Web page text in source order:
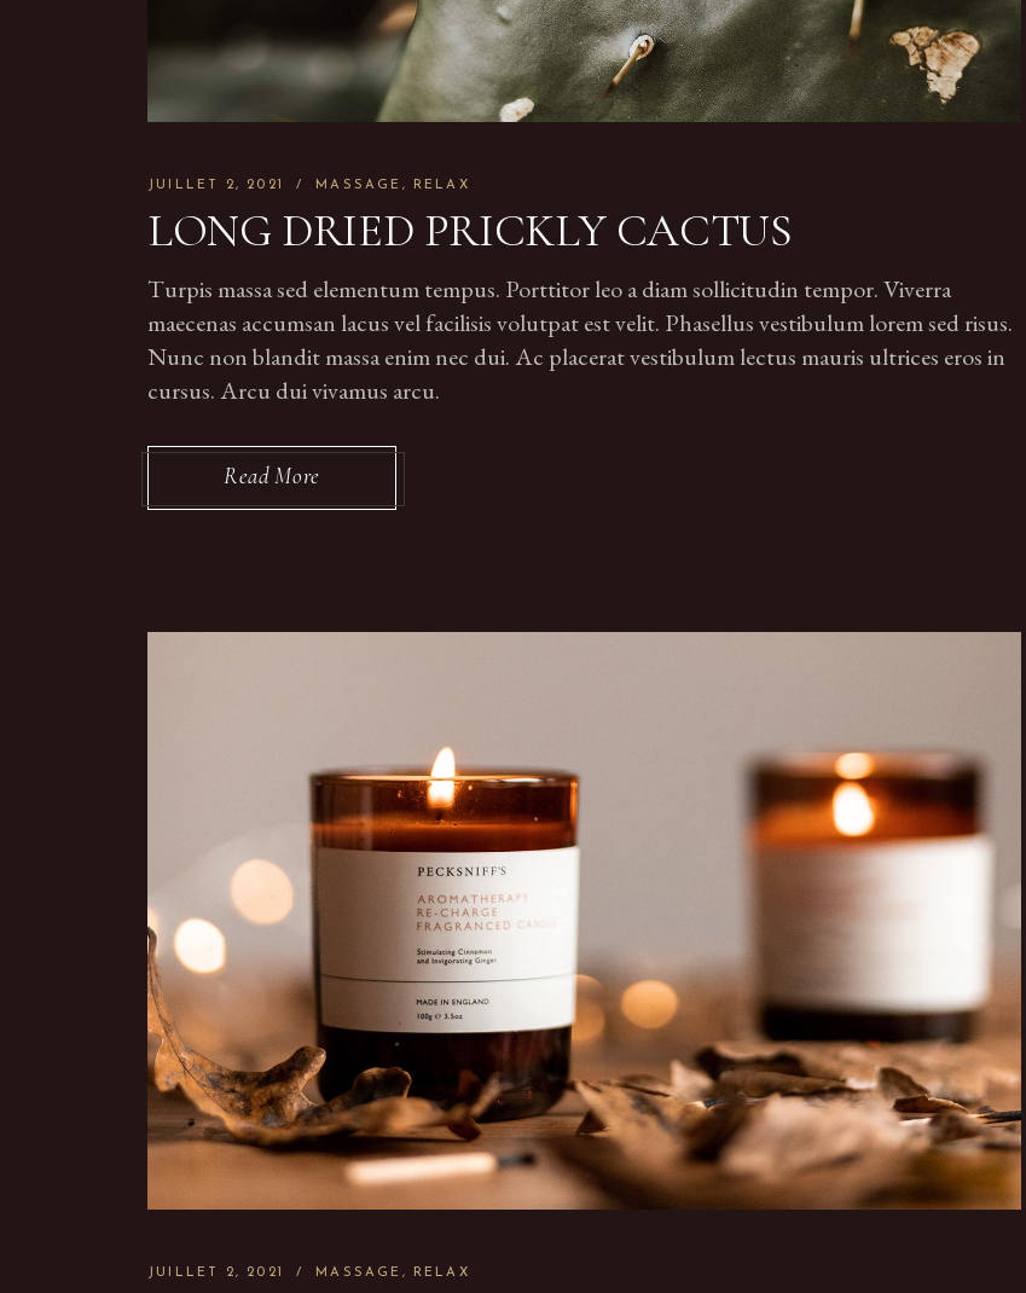
JUILLET 2, 2021 MASSAGE RELAX
LONG DRIED PRICKLY CACTUS
Turpis massa sed elementum tempus. Porttitor leo a diam sollicitudin tempor. Viverra
maecenas accumsan lacus vel facilisis volutpat est velit. Phasellus vestibulum lorem sed risus.
Nunc non blandit massa enim nec dui. Ac placerat vestibulum lectus mauris ultrices eros in
cursus. Arcu dui vivamus arcu.
Read More
JUILLET 2, 2021 MASSAGE RELAX